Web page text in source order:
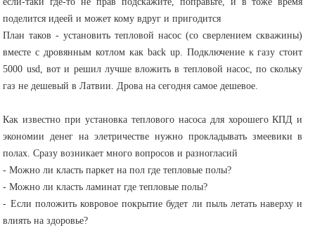
поделится идеей и может кому вдруг и пригодится
План таков - установить тепловой насос (со сверлением скважины)
вместе с дровянным котлом как back up. Подключение к газу стоит
5000 usd, вот и решил лучше вложить в тепловой насос, по скольку
газ не дешевый в Латвии. Дрова на сегодня самое дешевое.
Как известно при установка теплового насоса для хорошего КПД и
экономии денег на элетричестве нужно прокладывать змеевики в
полах. Сразу возникает много вопросов и разногласий
- Можно ли класть паркет на пол где тепловые полы?
- Можно ли класть ламинат где тепловые полы?
- Если положить ковровое покрытие будет ли пыль летать наверху и
влиять на здоровье?